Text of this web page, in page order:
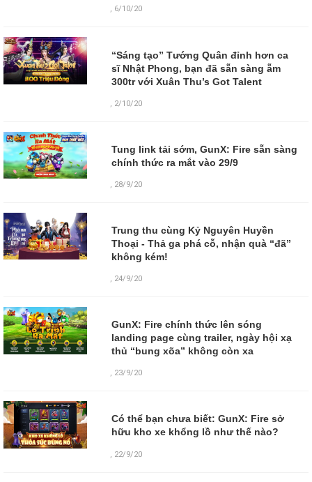
, 6/10/20
“Sáng tạo” Tướng Quân đỉnh hơn ca
sĩ Nhật Phong, bạn đã sẵn sàng ẵm
300tr với Xuân Thu’s Got Talent
, 2/10/20
Tung link tải sớm, GunX: Fire sẵn sàng
chính thức ra mắt vào 29/9
, 28/9/20
Trung thu cùng Kỷ Nguyên Huyền
Thoại - Thả ga phá cỗ, nhận quà “đã”
không kém!
, 24/9/20
GunX: Fire chính thức lên sóng
landing page cùng trailer, ngày hội xạ
thủ “bung xõa” không còn xa
, 23/9/20
Có thể bạn chưa biết: GunX: Fire sở
hữu kho xe khổng lồ như thế nào?
22/9/20